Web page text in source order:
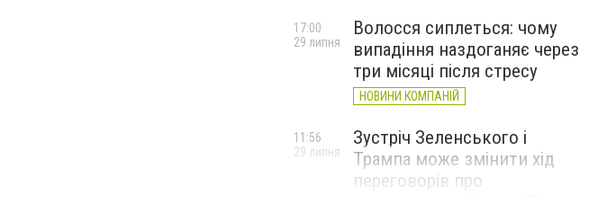
Волосся сиплеться: чому
випадіння наздоганяє через
три місяці після стресу
НОВИНИ КОМПАНІЙ
17:00
29 липня
Зустріч Зеленського і
Трампа може змінити хід
переговорів про
11:56
29 липня